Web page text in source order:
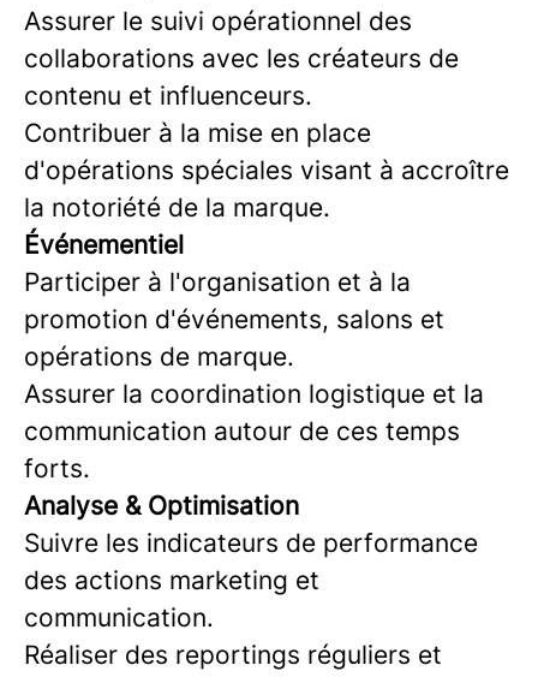
Assurer le suivi opérationnel des
collaborations avec les créateurs de
contenu et influenceurs.
Contribuer à la mise en place
d'opérations spéciales visant à accroître
la notoriété de la marque.
Événementiel
Participer à l'organisation et à la
promotion d'événements, salons et
opérations de marque.
Assurer la coordination logistique et la
communication autour de ces temps
forts.
Analyse & Optimisation
Suivre les indicateurs de performance
des actions marketing et
communication.
Réaliser des reportings réguliers et